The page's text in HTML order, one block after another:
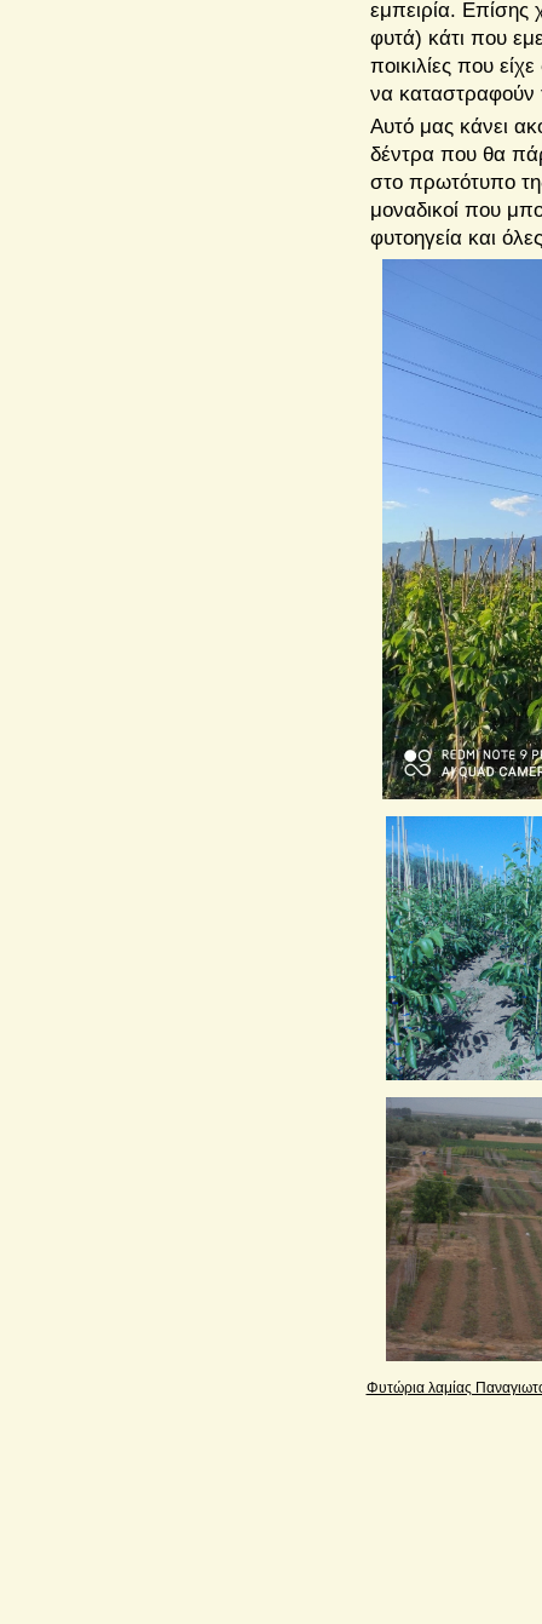
εμπειρία. Επίσης
φυτά) κάτι που
ποικιλίες που
να καταστραφούν
Αυτό μας κάνει
δέντρα που θα
στο πρωτότυπο
μοναδικοί που
φυτοηγεία και
Φυτώρια λαμίας